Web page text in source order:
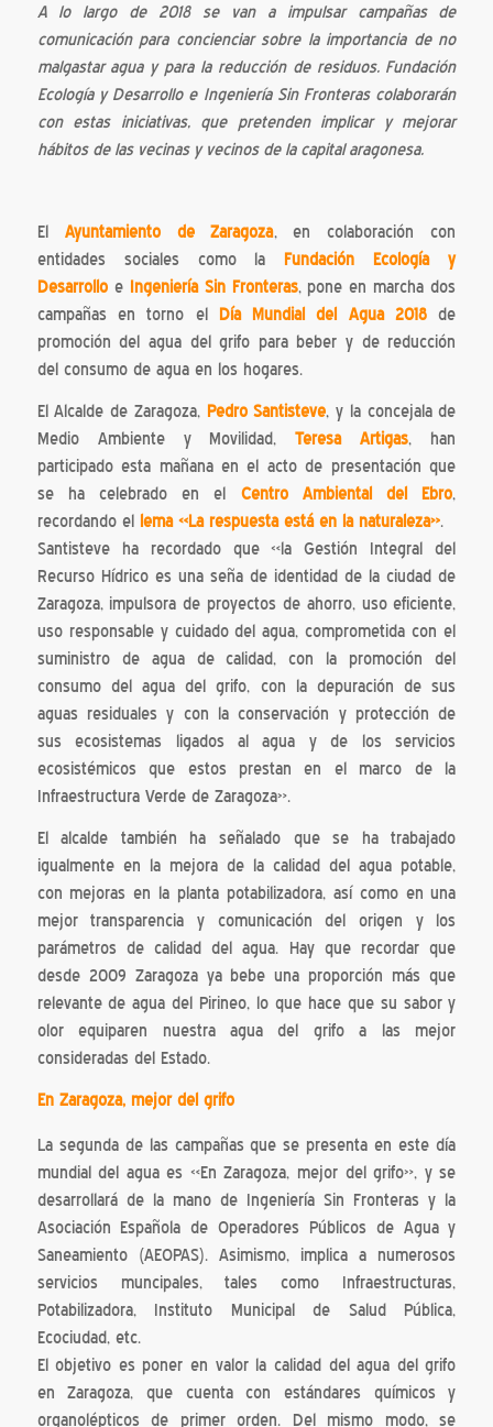
A lo largo de 2018 se van a impulsar campañas de
comunicación para concienciar sobre la importancia de no
malgastar agua y para la reducción de residuos. Fundación
Ecología y Desarrollo e Ingeniería Sin Fronteras colaborarán
con estas iniciativas, que pretenden implicar y mejorar
hábitos de las vecinas y vecinos de la capital aragonesa.
El Ayuntamiento de Zaragoza, en colaboración con
entidades sociales como la
Fundación Ecología y
Desarrollo e Ingeniería Sin Fronteras, pone en marcha dos
campañas en torno el
Día Mundial del Agua 2018 de
promoción del agua del grifo para beber y de reducción
del consumo de agua en los hogares.
El Alcalde de Zaragoza, Pedro Santisteve, y la concejala de
Medio Ambiente y Movilidad,Teresa Artigas, han
participado esta mañana en el acto de presentación que
se ha celebrado en el Centro Ambiental del Ebro,
recordando el lema «La respuesta está en la naturaleza».
Santisteve ha recordado que «la Gestión Integral del
Recurso Hídrico es una seña de identidad de la ciudad de
Zaragoza, impulsora de proyectos de ahorro, uso eficiente,
uso responsable y cuidado del agua, comprometida con el
suministro de agua de calidad, con la promoción del
consumo del agua del grifo, con la depuración de sus
aguas residuales y con la conservación y protección de
sus ecosistemas ligados al agua y de los servicios
ecosistémicos que estos prestan en el marco de la
Infraestructura Verde de Zaragoza».
El alcalde también ha señalado que se ha trabajado
igualmente en la mejora de la calidad del agua potable,
con mejoras en la planta potabilizadora, así como en una
mejor transparencia y comunicación del origen y los
parámetros de calidad del agua. Hay que recordar que
desde 2009 Zaragoza ya bebe una proporción más que
relevante de agua del Pirineo, lo que hace que su sabor y
olor equiparen nuestra agua del grifo a las mejor
consideradas del Estado.
En Zaragoza, mejor del grifo
La segunda de las campañas que se presenta en este día
mundial del agua es «En Zaragoza, mejor del grifo», y se
desarrollará de la mano de Ingeniería Sin Fronteras y la
Asociación Española de Operadores Públicos de Agua y
Saneamiento (AEOPAS). Asimismo, implica a numerosos
servicios muncipales, tales como Infraestructuras,
Potabilizadora, Instituto Municipal de Salud Pública,
Ecociudad, etc.
El objetivo es poner en valor la calidad del agua del grifo
en Zaragoza, que cuenta con estándares químicos y
organolépticos de primer orden. Del mismo modo, se